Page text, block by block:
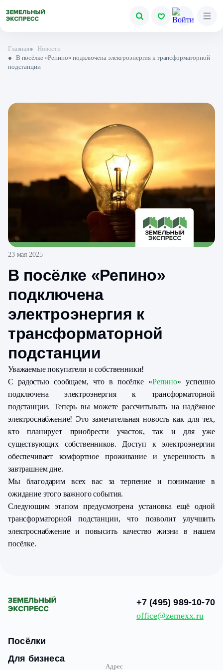
Главная●
Новости
● В посёлке «Репино » подключена электроэнергия к трансформаторной
подстанции
23 мая 2025
В посёлке «Репино »
подключена
электроэнергия к
трансформаторной
подстанции
Уважаемые покупатели и собственники!
С радостью сообщаем, что в посёлке «Репино» успешно
подключена электроэнергия к трансформаторной
подстанции. Теперь вы можете рассчитывать на надёжное
электроснабжение! Это замечательная новость как для тех,
кто планирует приобрести участок, так и для уже
существующих собственников. Доступ к электроэнергии
обеспечивает комфортное проживание и уверенность в
завтрашнем дне.
Мы благодарим всех вас за терпение и понимание в
ожидание этого важного события.
Следующим этапом предусмотрена установка ещё одной
трансформаторной подстанции, что позволит улучшить
электроснабжение и повысить качество жизни в нашем
посёлке.
Посёлки
Для бизнеса
Адрес
+7 (495) 989-10-70
office@zemexx.ru